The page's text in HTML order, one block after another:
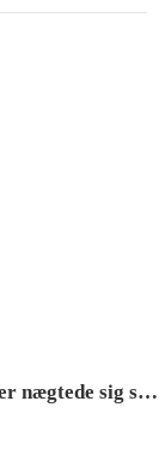
Kvinden, der nægtede sig skyldig